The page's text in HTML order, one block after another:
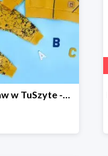
Skompletuj zestaw w TuSzyte -10%